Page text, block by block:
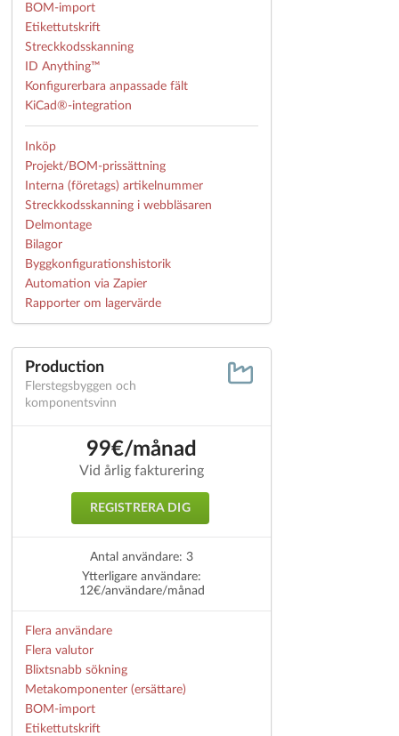
BOM-import
Etikettutskrift
Streckkodsskanning
ID Anything™
Konfigurerbara anpassade fält
KiCad®-integration
Inköp
Projekt/BOM-prissättning
Interna (företags) artikelnummer
Streckkodsskanning i webbläsaren
Delmontage
Bilagor
Byggkonfigurationshistorik
Automation via Zapier
Rapporter om lagervärde
Production
Flerstegsbyggen och
komponentsvinn
99€/månad
Vid årlig fakturering
REGISTRERA DIG
Antal användare: 3
Ytterligare användare:
12€/användare/månad
Flera användare
Flera valutor
Blixtsnabb sökning
Metakomponenter (ersättare)
BOM-import
Etikettutskrift